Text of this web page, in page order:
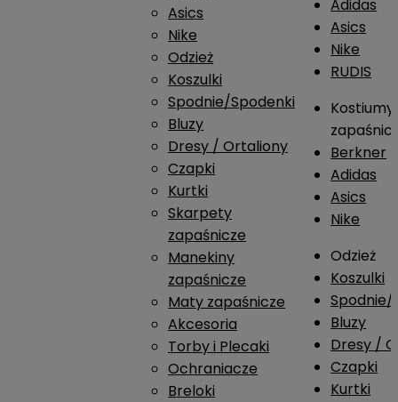
Asics
Nike
Odzież
Koszulki
Spodnie/Spodenki
Bluzy
Dresy / Ortaliony
Czapki
Kurtki
Skarpety
zapaśnicze
Manekiny
zapaśnicze
Maty zapaśnicze
Akcesoria
Torby i Plecaki
Ochraniacze
Breloki
Adidas
Asics
Nike
RUDIS
Kostiumy
Berkner
Adidas
Asics
Nike
Odzież
Koszulki
Spodnie/
Bluzy
Dresy /
Czapki
Kurtki